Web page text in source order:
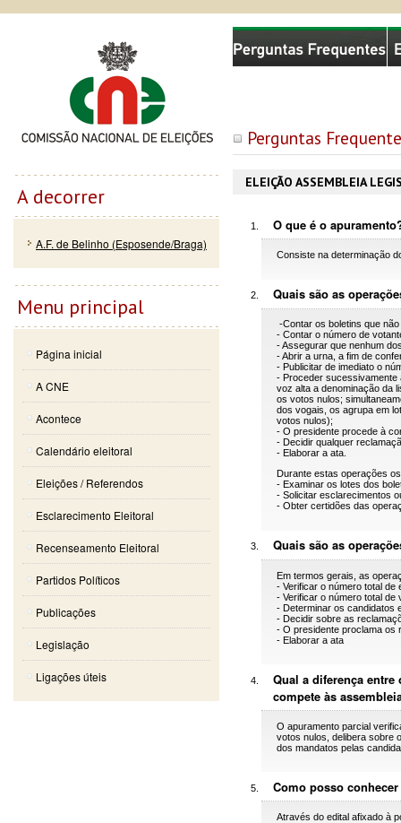
Perguntas
ELEIÇÃO ASSEMBLEIA
O que é o
Consiste na determinação
Quais são as
-Contar os boletins que
- Contar o número de
- Assegurar que nenhum
- Abrir a urna, a fim de
- Publicitar de imediato o
- Proceder sucessivamente
voz alta a denominação da
os votos nulos;
dos vogais, os agrupa em
votos nulos);
- O presidente procede à
- Decidir qualquer
- Elaborar a ata.
Durante estas operações
- Examinar os lotes dos
- Solicitar esclarecimentos
- Obter certidões das
Quais são as
Em termos gerais, as
- Verificar o número total
- Verificar o número total
- Determinar os candidatos
- Decidir sobre as
- O presidente proclama os
- Elaborar a ata
Qual a diferença
compete às
O apuramento parcial
votos nulos, delibera sobre
dos mandatos pelas
Como posso
Através do edital afixado à
Comissão Nacional de Eleições
A decorrer
A.F. de Belinho (Esposende/Braga)
Menu principal
Página inicial
A CNE
Acontece
Calendário eleitoral
Eleições / Referendos
Esclarecimento Eleitoral
Recenseamento Eleitoral
Partidos Políticos
Publicações
Legislação
Ligações úteis